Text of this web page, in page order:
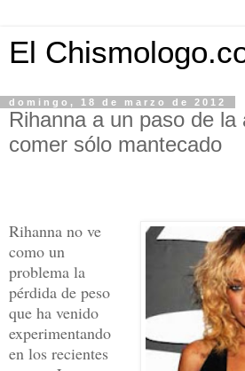
El
domingo, 18 de marzo de 2012
Rihanna a un paso de la
comer sólo mantecado
Rihanna no ve
como un
problema la
pérdida de peso
que ha venido
experimentando
en los recientes